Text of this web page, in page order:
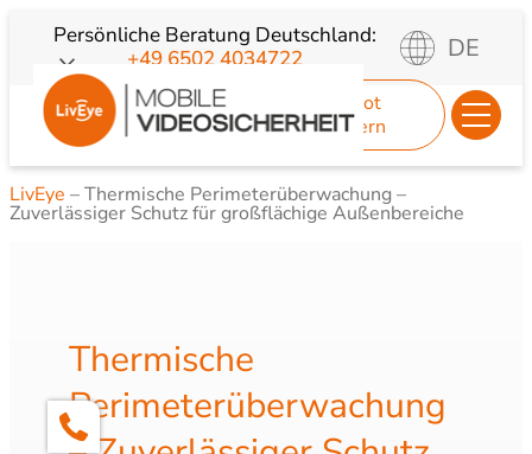
Inhalt
springen
Persönliche Beratung Deutschland:
+49 6502 4034722
DE
Angebot
anfordern
LivEye –Thermische Perimeterüberwachung –
Zuverlässiger Schutz für großflächige Außenbereiche
Thermische
Perimeterüberwachung